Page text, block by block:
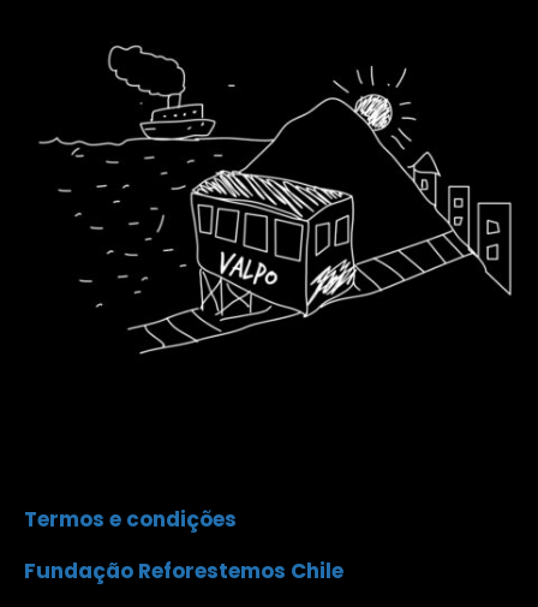
Termos e condições
Fundação Reforestemos Chile